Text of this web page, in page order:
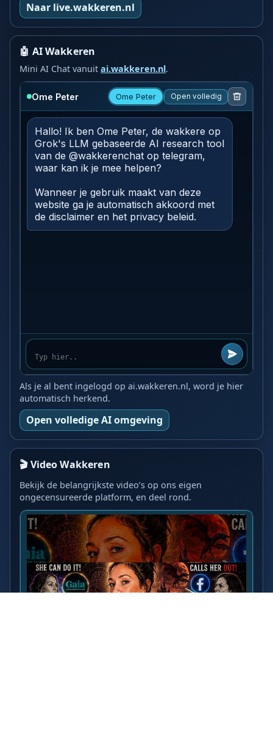
Naar live.wakkeren.nl
🤖 AI Wakkeren
Mini AI Chat vanuitai.wakkeren.nl.
Als je al bent ingelogd op ai.wakkeren.nl, word je hier
automatisch herkend.
Open volledige AI omgeving
🎬 Video Wakkeren
Bekijk de belangrijkste video’s op ons eigen
ongecensureerde platform, en deel rond.